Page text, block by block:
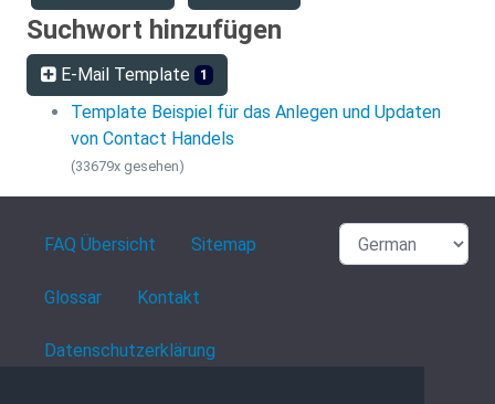
Suchwort hinzufügen
E-Mail Template 1
Template Beispiel für das Anlegen und Updaten
von Contact Handels
(33679x gesehen)
FAQ Übersicht Sitemap
Glossar Kontakt
Datenschutzerklärung